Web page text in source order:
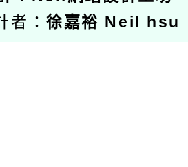
者：徐嘉裕 Neil hsu